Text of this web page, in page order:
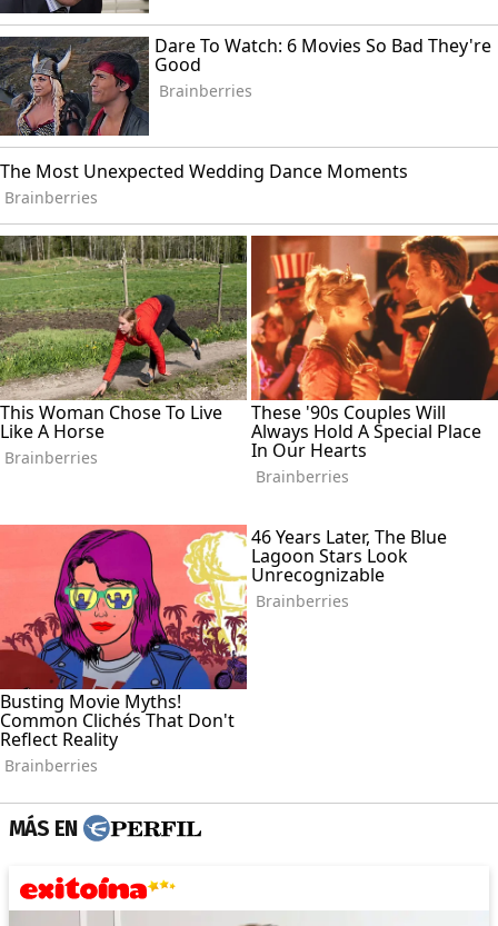
MÁS EN